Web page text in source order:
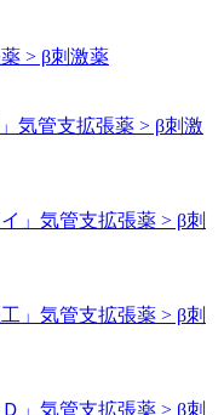
> β刺激薬
気管支拡張薬 > β刺激
」 気管支拡張薬 > β刺
」 気管支拡張薬 > β刺
」 気管支拡張薬 > β刺